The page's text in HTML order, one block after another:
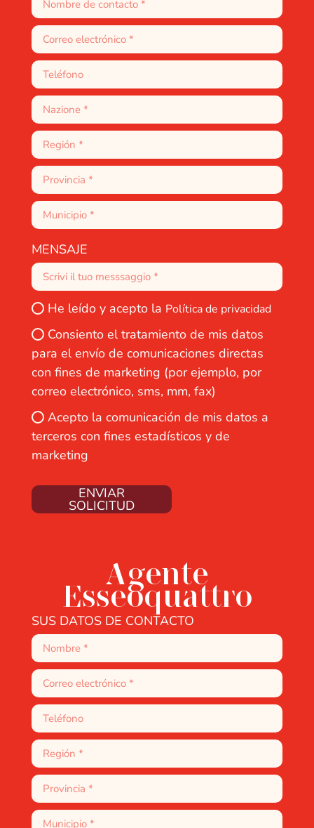
MENSAJE
He leído y acepto la Política de privacidad
Consiento el tratamiento de mis datos
para el envío de comunicaciones directas
con fines de marketing (por ejemplo, por
correo electrónico, sms, mm, fax)
Acepto la comunicación de mis datos a
terceros con fines estadísticos y de
marketing
ENVIAR
SOLICITUD
Agente
Esseoquattro
SUS DATOS DE CONTACTO